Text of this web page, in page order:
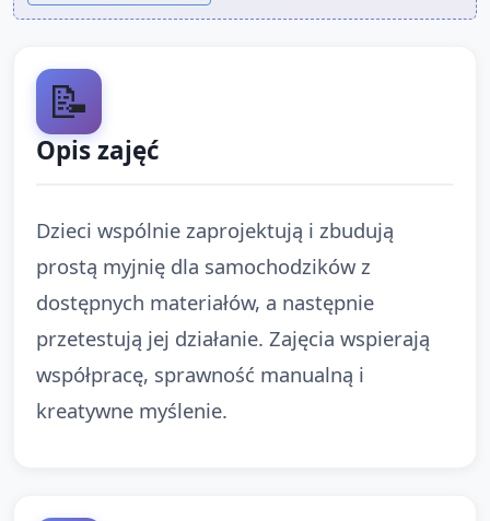
📝
Opis zajęć
Dzieci wspólnie zaprojektują i zbudują
prostą myjnię dla samochodzików z
dostępnych materiałów, a następnie
przetestują jej działanie. Zajęcia wspierają
współpracę, sprawność manualną i
kreatywne myślenie.